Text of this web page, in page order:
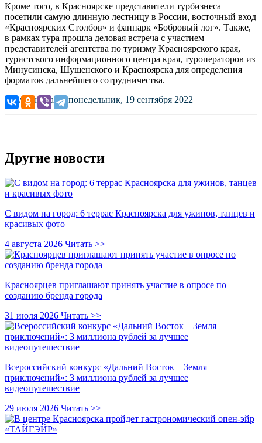
Кроме того, в Красноярске представители турбизнеса
посетили самую длинную лестницу в России, восточный вход
«Красноярских Столбов» и фанпарк «Бобровый лог». Также,
в рамках тура прошла деловая встреча с участием
представителей агентства по туризму Красноярского края,
туристского информационного центра края, туроператоров из
Минусинска, Шушенского и Красноярска для определения
форматов дальнейшего сотрудничества.
Опубликовано: понедельник, 19 сентября 2022
Другие новости
С видом на город: 6 террас Красноярска для ужинов, танцев и
красивых фото
4 августа 2026 Читать >>
Красноярцев приглашают принять участие в опросе по
созданию бренда города
31 июля 2026 Читать >>
Всероссийский конкурс «Дальний Восток – Земля
приключений»: 3 миллиона рублей за лучшее
видеопутешествие
29 июля 2026 Читать >>